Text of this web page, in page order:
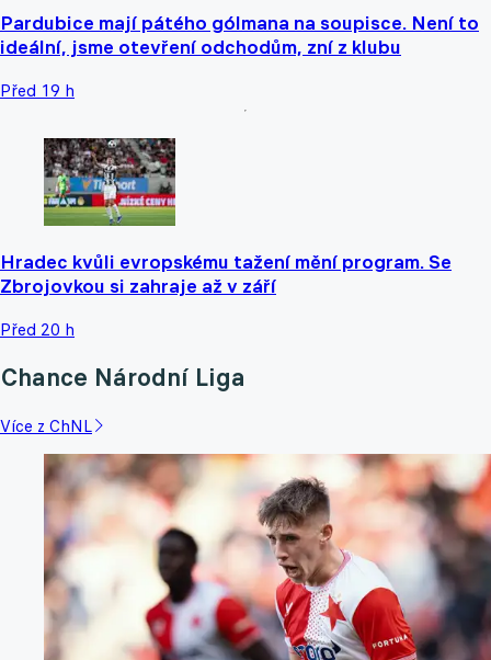
Pardubice mají pátého gólmana na soupisce. Není to
ideální, jsme otevření odchodům, zní z klubu
Před 19 h
Hradec kvůli evropskému tažení mění program. Se
Zbrojovkou si zahraje až v září
Před 20 h
Chance Národní Liga
Více z ChNL